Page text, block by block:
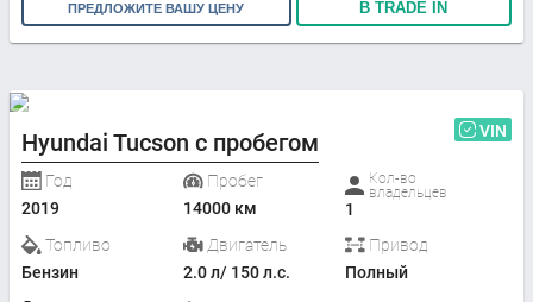
ПРЕДЛОЖИТЕ ВАШУ ЦЕНУ В TRADE IN
Hyundai Tucson с пробегом VIN
Год
2019
Пробег
14000 км
Кол-во
владельцев
1
Топливо
Бензин
Двигатель
2.0 л/ 150 л.с.
Привод
Полный